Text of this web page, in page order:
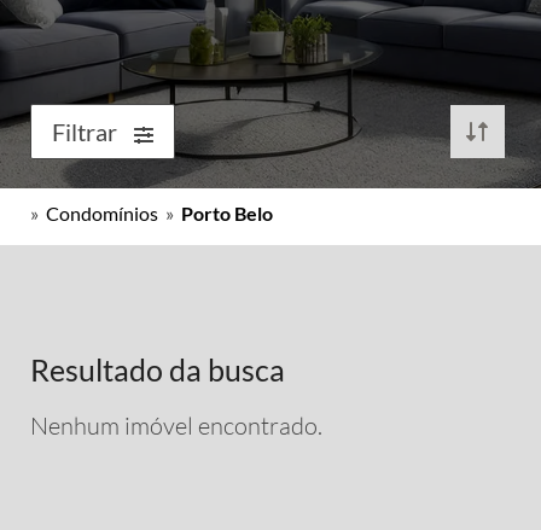
Filtrar
» Condomínios » Porto Belo
Resultado da busca
Nenhum imóvel encontrado.